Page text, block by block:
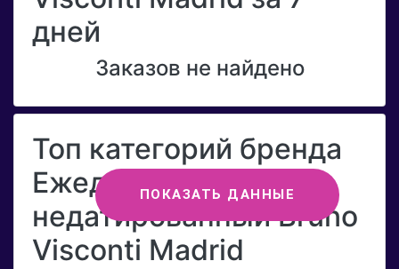
дней
ПОКАЗАТЬ ДАННЫЕ
Заказов не найдено
Топ категорий бренда
Ежедневник
недатированный Bruno
Visconti Madrid